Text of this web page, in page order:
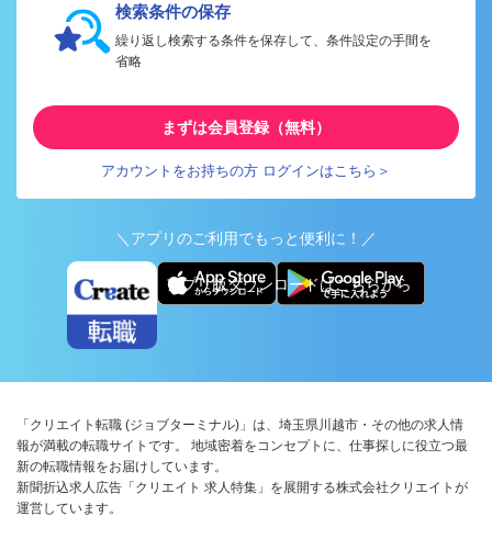
検索条件の保存
繰り返し検索する条件を保存して、条件設定の手間を
省略
まずは会員登録（無料）
アカウントをお持ちの方 ログインはこちら＞
＼アプリのご利用でもっと便利に！／
アプリ版ダウンロードはこちらから
「クリエイト転職 (ジョブターミナル)」は、埼玉県川越市・その他の求人情
報が満載の転職サイトです。 地域密着をコンセプトに、仕事探しに役立つ最
新の転職情報をお届けしています。
新聞折込求人広告「クリエイト 求人特集」を展開する株式会社クリエイトが
運営しています。